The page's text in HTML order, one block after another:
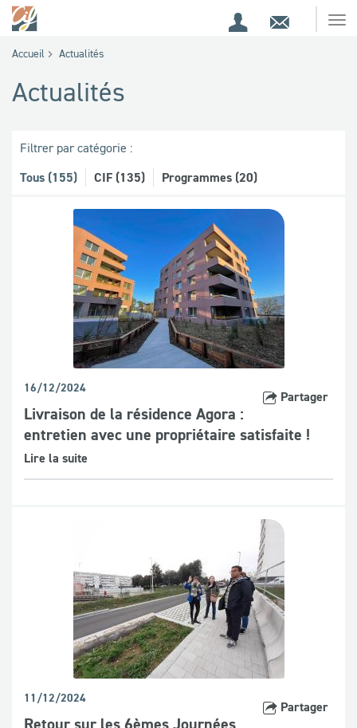
EspaceContact
Accueil Actualités
Actualités
Filtrer par catégorie :
Tous (155) CIF (135) Programmes (20)
Partager
16/12/2024
Livraison de la résidence Agora :
entretien avec une propriétaire satisfaite !
Lire la suite
Partager
11/12/2024